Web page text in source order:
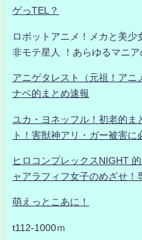
ゲっTEL？
ロボットアニメ！メカと美少
非モテ星人 ！あらゆるマニ
アニゲタレスト（元祖！ア
ナベ的まとめ速報
ユカ・ヨネッフル！初老的ま
ト！害獣神アリ・ガー被害
ヒロコンプレックスNIGHT
ャアラフィフ女子のめざせ！
萌えっとこあに！
t112-1000ｍ